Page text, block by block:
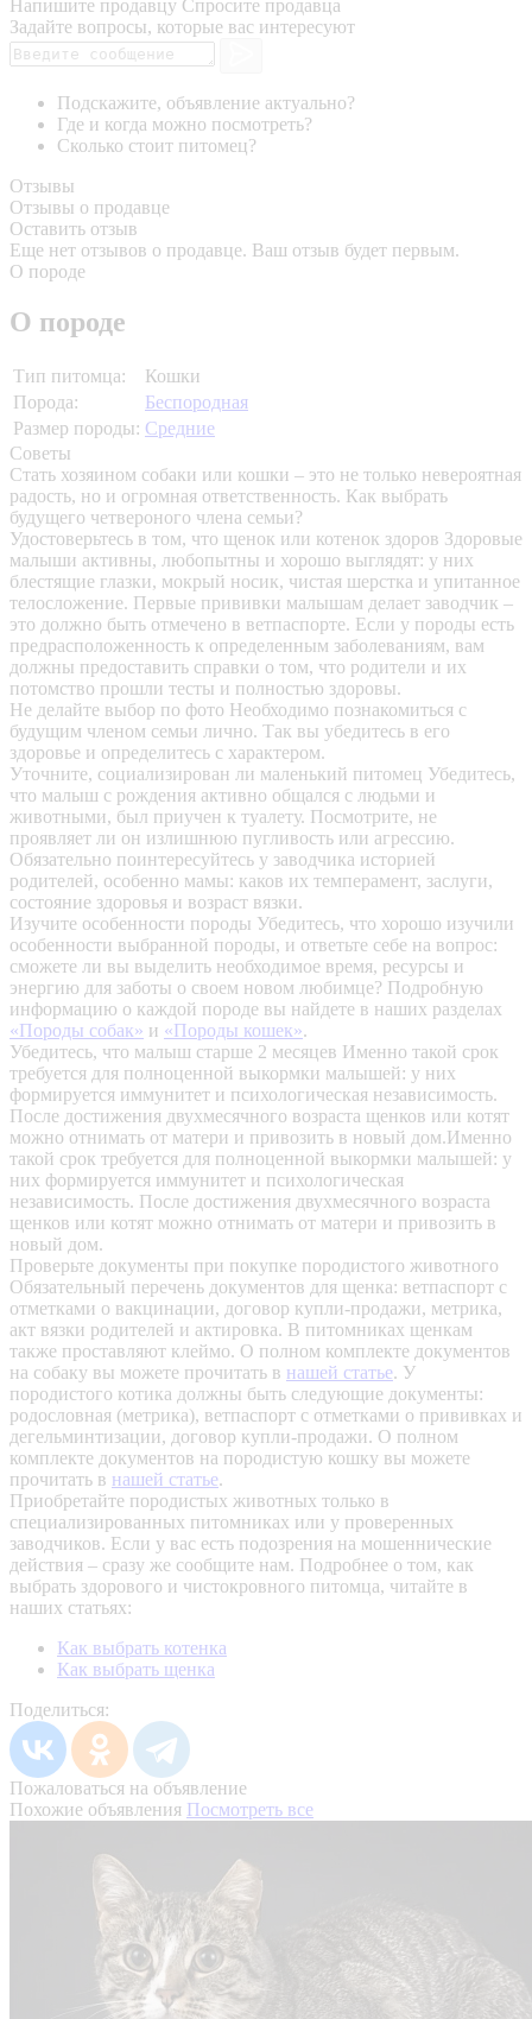
Напишите продавцу Спросите продавца
Задайте вопросы, которые вас интересуют
Подскажите, объявление актуально?
Где и когда можно посмотреть?
Сколько стоит питомец?
Отзывы
Отзывы о продавце
Оставить отзыв
Еще нет отзывов о продавце. Ваш отзыв будет первым.
О породе
О породе
Тип питомца:
Кошки
Порода:
Беспородная
Размер породы: Средние
Советы
Стать хозяином собаки или кошки – это не только невероятная
радость, но и огромная ответственность. Как выбрать
будущего четвероного члена семьи?
Удостоверьтесь в том, что щенок или котенок здоров Здоровые
малыши активны, любопытны и хорошо выглядят: у них
блестящие глазки, мокрый носик, чистая шерстка и упитанное
телосложение. Первые прививки малышам делает заводчик –
это должно быть отмечено в ветпаспорте. Если у породы есть
предрасположенность к определенным заболеваниям, вам
должны предоставить справки о том, что родители и их
потомство прошли тесты и полностью здоровы.
Не делайте выбор по фото Необходимо познакомиться с
будущим членом семьи лично. Так вы убедитесь в его
здоровье и определитесь с характером.
Уточните, социализирован ли маленький питомец Убедитесь,
что малыш с рождения активно общался с людьми и
животными, был приучен к туалету. Посмотрите, не
проявляет ли он излишнюю пугливость или агрессию.
Обязательно поинтересуйтесь у заводчика историей
родителей, особенно мамы: каков их темперамент, заслуги,
состояние здоровья и возраст вязки.
Изучите особенности породы Убедитесь, что хорошо изучили
особенности выбранной породы, и ответьте себе на вопрос:
сможете ли вы выделить необходимое время, ресурсы и
энергию для заботы о своем новом любимце? Подробную
информацию о каждой породе вы найдете в наших разделах
«Породы собак» и «Породы кошек».
Убедитесь, что малыш старше 2 месяцев Именно такой срок
требуется для полноценной выкормки малышей: у них
формируется иммунитет и психологическая независимость.
После достижения двухмесячного возраста щенков или котят
можно отнимать от матери и привозить в новый дом.Именно
такой срок требуется для полноценной выкормки малышей: у
них формируется иммунитет и психологическая
независимость. После достижения двухмесячного возраста
щенков или котят можно отнимать от матери и привозить в
новый дом.
Проверьте документы при покупке породистого животного
Обязательный перечень документов для щенка: ветпаспорт с
отметками о вакцинации, договор купли-продажи, метрика,
акт вязки родителей и актировка. В питомниках щенкам
также проставляют клеймо. О полном комплекте документов
на собаку вы можете прочитать в нашей статье. У
породистого котика должны быть следующие документы:
родословная (метрика), ветпаспорт с отметками о прививках и
дегельминтизации, договор купли-продажи. О полном
комплекте документов на породистую кошку вы можете
прочитать в нашей статье.
Приобретайте породистых животных только в
специализированных питомниках или у проверенных
заводчиков. Если у вас есть подозрения на мошеннические
действия – сразу же сообщите нам. Подробнее о том, как
выбрать здорового и чистокровного питомца, читайте в
наших статьях:
Как выбрать котенка
Как выбрать щенка
Поделиться:
Пожаловаться на объявление
Похожие объявления Посмотреть все